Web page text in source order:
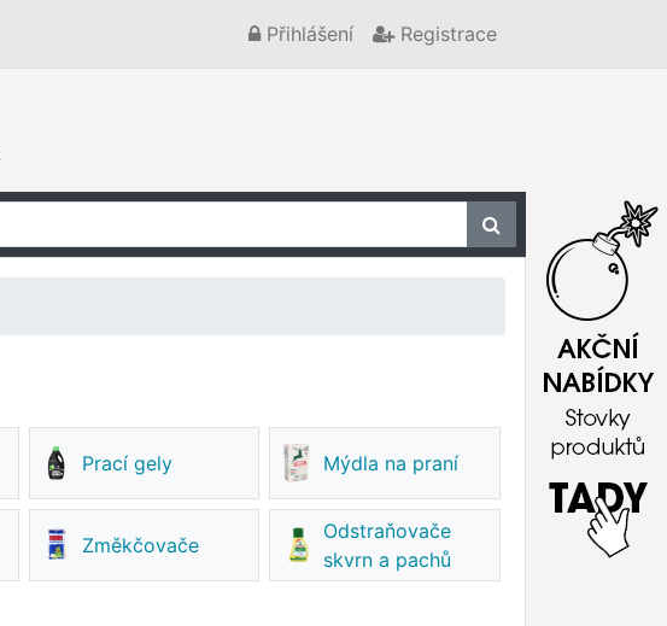
Přihlášení Registrace
Prací gely Mýdla na praní
Změkčovače
Odstraňovače
skvrn a pachů